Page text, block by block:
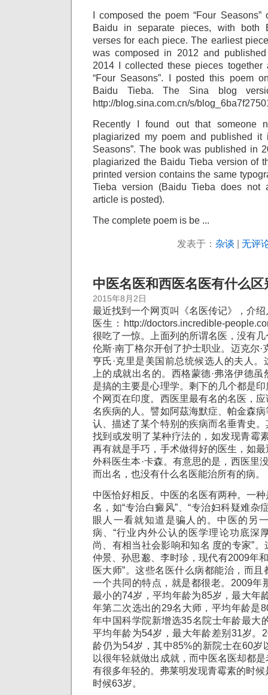
I composed the poem “Four
Baidu in separate pieces, with both
verses for each piece. The earliest
was composed in 2012 and
2014 I collected these pieces together
“Four Seasons”. I posted this poem
Baidu Tieba. The Sina blog
http://blog.sina.com.cn/s/
Recently I found out that someone
plagiarized my poem and published it
Seasons”. The book was published in
plagiarized the Baidu Tieba version of
printed version contains the same
Tieba version (Baidu Tieba does not
article is posted).
The complete poem is be ...
发表于： 杂谈 无评
中医名医和西医名医有什么区
2015年8月2日
最近找到一个网页叫《名医传记》，介
医生：http://doctors.incredible-
很吃了一惊。上面列的所谓名医，没有
伦斯·南丁格尔开创了护士职业。迈克尔·
亨氏·克里是美国前总统候选人的夫人
上的成就出名的。西格蒙德·弗洛伊德
是搞的主要是心理学。剩下的几个都是
个网页在印度。西医里最有名的名医，
名疾病的人。譬如阿茲海默症、帕金森
认、描述了某个特别的疾病而名垂青史
找到或发明了某种疗法的，如发现青霉
再有就是手巧，手术做得好的医生，如
外科医生本·卡森。有意思的是，西医里
而出名，也没有什么名医能治所有的病。
中医恰好相反。中医的名医有两种。一
名，如“专治白癜风”、“专治妇科疑难杂
眼人一看就知道是骗人的。中医的另
病、“行业内外公认的医学理论功底深
尚、有相当社会影响和知名 度的专家”
仲景、孙思邈、李时珍，现代有2009年
医大师”。这些名医什么病都能治，而
一个共同的特点，就是都很老。2009年
最小的74岁，平均年龄为85岁，最大年
年第二次选出的29名大师，平均年龄是
年中国科学院新增选35名院士年龄最大
平均年龄为54岁，最大年龄差别31岁。
龄仍为54岁，其中85%的新院士在60岁
以很年轻就做出成就，而中医名医却都
有很多年轻的。弗莱明发现青霉素的时
时候63岁。